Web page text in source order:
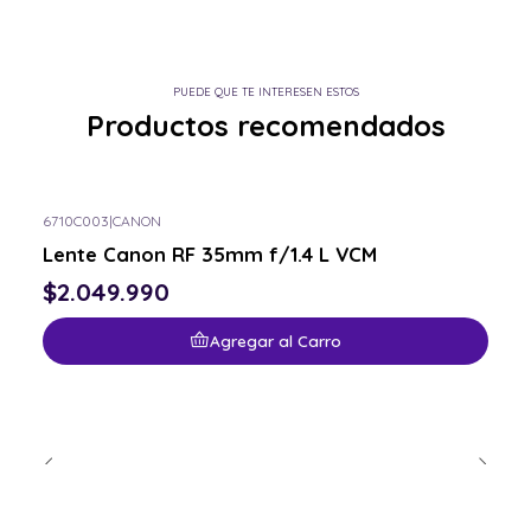
PUEDE QUE TE INTERESEN ESTOS
Productos recomendados
6710C003|CANON
Lente Canon RF 35mm f/1.4 L VCM
$2.049.990
Agregar al Carro